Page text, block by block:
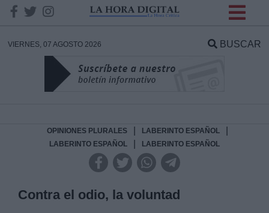
VIERNES, 07 AGOSTO 2026 BUSCAR
OPINIONES PLURALES LABERINTO ESPAÑOL
LABERINTO ESPAÑOL LABERINTO ESPAÑOL
Contra el odio, la voluntad
DATOS
Responsable: